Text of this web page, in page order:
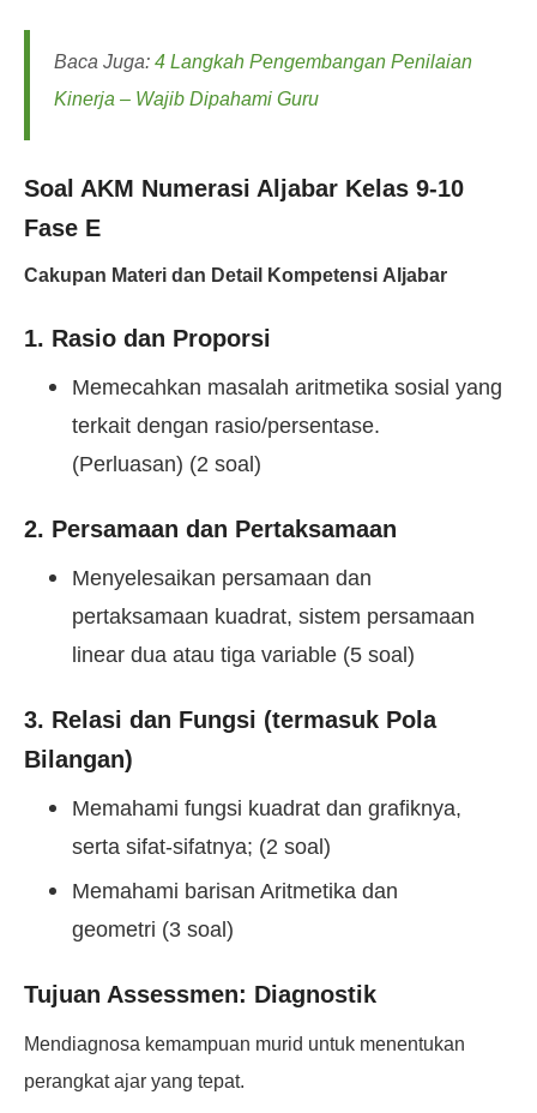
Baca Juga: 4 Langkah Pengembangan Penilaian
Kinerja – Wajib Dipahami Guru
Soal AKM Numerasi Aljabar Kelas 9-10
Fase E
Cakupan Materi dan Detail Kompetensi Aljabar
1. Rasio dan Proporsi
Memecahkan masalah aritmetika sosial yang
terkait dengan rasio/persentase.
(Perluasan) (2 soal)
2. Persamaan dan Pertaksamaan
Menyelesaikan persamaan dan
pertaksamaan kuadrat, sistem persamaan
linear dua atau tiga variable (5 soal)
3. Relasi dan Fungsi (termasuk Pola
Bilangan)
Memahami fungsi kuadrat dan grafiknya,
serta sifat-sifatnya; (2 soal)
Memahami barisan Aritmetika dan
geometri (3 soal)
Tujuan Assessmen: Diagnostik
Mendiagnosa kemampuan murid untuk menentukan
perangkat ajar yang tepat.